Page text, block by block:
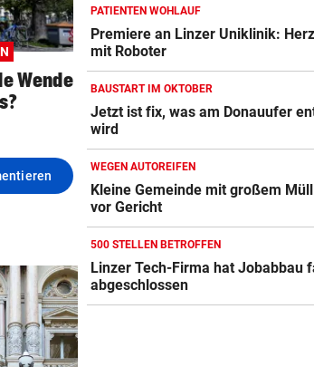
Wende
PATIENTEN WOHLAUF
Premiere an Linzer Uniklinik:
mit Roboter
BAUSTART IM OKTOBER
Jetzt ist fix, was am Donauufer
wird
WEGEN AUTOREIFEN
Kleine Gemeinde mit großem
vor Gericht
500 STELLEN BETROFFEN
Linzer Tech-Firma hat Jobabbau
abgeschlossen